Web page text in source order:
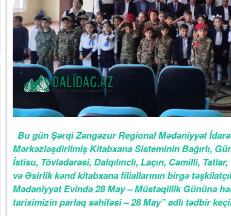
Bu gün Şərqi Zəngəzur Regional Mədəniyyət
Mərkəzləşdirilmiş Kitabxana Sisteminin Bağırlı,
İstisu, Tövlədərəsi, Dalqılınclı, Laçın, Cəmilli,
və Əsirlik kənd kitabxana filiallarının birgə
Mədəniyyət Evində 28 May – Müstəqillik Gününə
tariximizin parlaq səhifəsi – 28 May” adlı tədbir